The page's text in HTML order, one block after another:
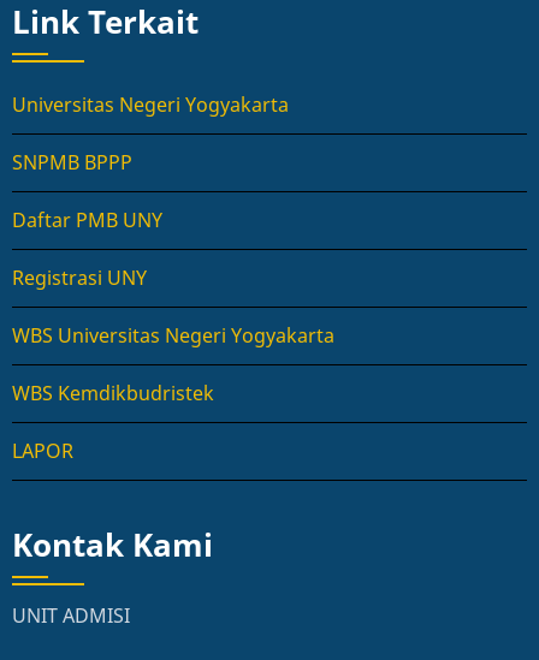
Link Terkait
Universitas Negeri Yogyakarta
SNPMB BPPP
Daftar PMB UNY
Registrasi UNY
WBS Universitas Negeri Yogyakarta
WBS Kemdikbudristek
LAPOR
Kontak Kami
UNIT ADMISI